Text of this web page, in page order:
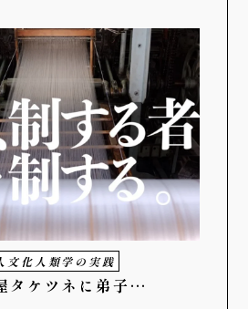
文化人類学の実践
タケツネに弟子…